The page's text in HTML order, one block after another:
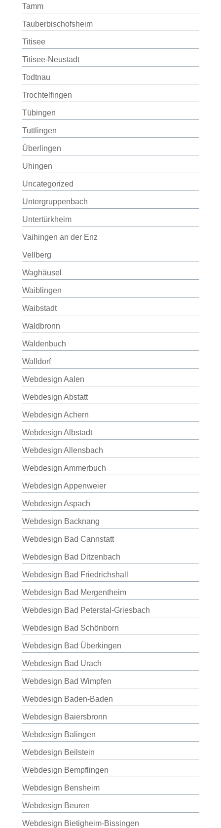
Tamm
Tauberbischofsheim
Titisee
Titisee-Neustadt
Todtnau
Trochtelfingen
Tübingen
Tuttlingen
Überlingen
Uhingen
Uncategorized
Untergruppenbach
Untertürkheim
Vaihingen an der Enz
Vellberg
Waghäusel
Waiblingen
Waibstadt
Waldbronn
Waldenbuch
Walldorf
Webdesign Aalen
Webdesign Abstatt
Webdesign Achern
Webdesign Albstadt
Webdesign Allensbach
Webdesign Ammerbuch
Webdesign Appenweier
Webdesign Aspach
Webdesign Backnang
Webdesign Bad Cannstatt
Webdesign Bad Ditzenbach
Webdesign Bad Friedrichshall
Webdesign Bad Mergentheim
Webdesign Bad Peterstal-Griesbach
Webdesign Bad Schönborn
Webdesign Bad Überkingen
Webdesign Bad Urach
Webdesign Bad Wimpfen
Webdesign Baden-Baden
Webdesign Baiersbronn
Webdesign Balingen
Webdesign Beilstein
Webdesign Bempflingen
Webdesign Bensheim
Webdesign Beuren
Webdesign Bietigheim-Bissingen